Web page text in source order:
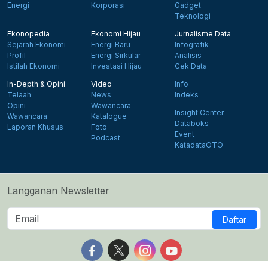
Energi
Korporasi
Gadget
Teknologi
Ekonopedia
Sejarah Ekonomi
Profil
Istilah Ekonomi
Ekonomi Hijau
Energi Baru
Energi Sirkular
Investasi Hijau
Jurnalisme Data
Infografik
Analisis
Cek Data
In-Depth & Opini
Telaah
Opini
Wawancara
Laporan Khusus
Video
News
Wawancara
Katalogue
Foto
Podcast
Info
Indeks
Insight Center
Databoks
Event
KatadataOTO
Langganan Newsletter
Daftar
Follow us on Facebook
Follow us on X
Follow us on Instagram
Follow us on